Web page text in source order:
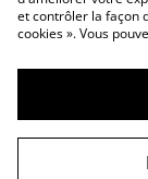
©2026Brin de
et contrôler la façon
cookies ». Vous